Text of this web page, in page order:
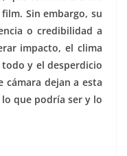
Sin embargo, su
o credibilidad a
impacto, el clima
y el desperdicio
dejan a esta
que podría ser y lo